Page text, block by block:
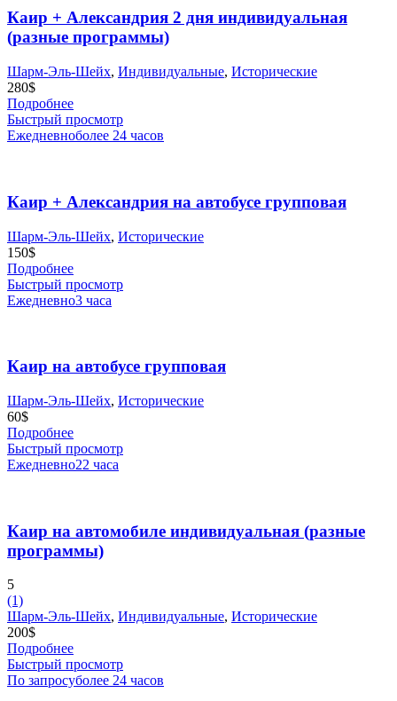
Каир + Александрия 2 дня индивидуальная
(разные программы)
Шарм-Эль-Шейх, Индивидуальные, Исторические
280$
Подробнее
Быстрый просмотр
Ежедневноболее 24 часов
Каир + Александрия на автобусе групповая
Шарм-Эль-Шейх, Исторические
150$
Подробнее
Быстрый просмотр
Ежедневно3 часа
Каир на автобусе групповая
Шарм-Эль-Шейх, Исторические
60$
Подробнее
Быстрый просмотр
Ежедневно22 часа
Каир на автомобиле индивидуальная (разные
программы)
5
(1)
Шарм-Эль-Шейх, Индивидуальные, Исторические
200$
Подробнее
Быстрый просмотр
По запросуболее 24 часов